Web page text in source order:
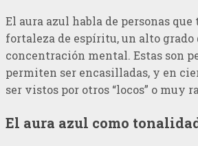
El aura azul habla de personas
fortaleza de espíritu, un alto
concentración mental. Estas son
permiten ser encasilladas, y en
ser vistos por otros “locos” o muy
El aura azul como